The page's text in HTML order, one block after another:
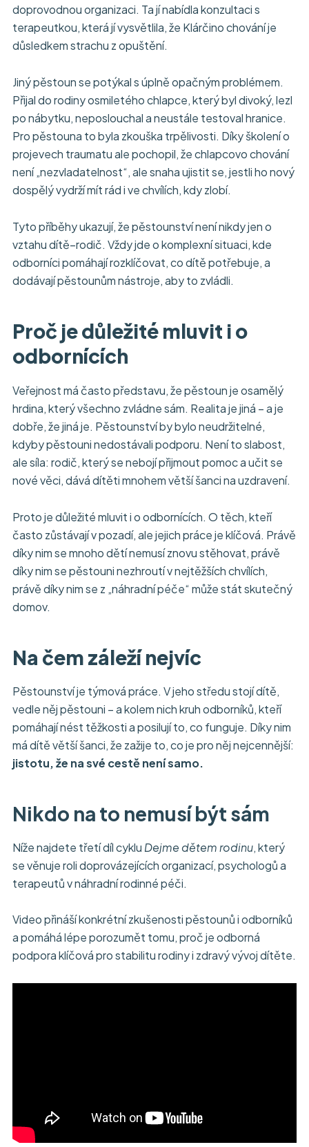
doprovodnou organizaci. Ta jí nabídla konzultaci s
terapeutkou, která jí vysvětlila, že Klárčino chování je
důsledkem strachu z opuštění.
Jiný pěstoun se potýkal s úplně opačným problémem.
Přijal do rodiny osmiletého chlapce, který byl divoký, lezl
po nábytku, neposlouchal a neustále testoval hranice.
Pro pěstouna to byla zkouška trpělivosti. Díky školení o
projevech traumatu ale pochopil, že chlapcovo chování
není „nezvladatelnost“, ale snaha ujistit se, jestli ho nový
dospělý vydrží mít rád i ve chvílích, kdy zlobí.
Tyto příběhy ukazují, že pěstounství není nikdy jen o
vztahu dítě–rodič. Vždy jde o komplexní situaci, kde
odborníci pomáhají rozklíčovat, co dítě potřebuje, a
dodávají pěstounům nástroje, aby to zvládli.
Proč je důležité mluvit i o
odbornících
Veřejnost má často představu, že pěstoun je osamělý
hrdina, který všechno zvládne sám. Realita je jiná – a je
dobře, že jiná je. Pěstounství by bylo neudržitelné,
kdyby pěstouni nedostávali podporu. Není to slabost,
ale síla: rodič, který se nebojí přijmout pomoc a učit se
nové věci, dává dítěti mnohem větší šanci na uzdravení.
Proto je důležité mluvit i o odbornících. O těch, kteří
často zůstávají v pozadí, ale jejich práce je klíčová. Právě
díky nim se mnoho dětí nemusí znovu stěhovat, právě
díky nim se pěstouni nezhroutí v nejtěžších chvílích,
právě díky nim se z „náhradní péče“ může stát skutečný
domov.
Na čem záleží nejvíc
Pěstounství je týmová práce. V jeho středu stojí dítě,
vedle něj pěstouni – a kolem nich kruh odborníků, kteří
pomáhají nést těžkosti a posilují to, co funguje. Díky nim
má dítě větší šanci, že zažije to, co je pro něj nejcennější:
jistotu, že na své cestě není samo.
Nikdo na to nemusí být sám
Níže najdete třetí díl cykluDejme dětem rodinu, který
se věnuje roli doprovázejících organizací, psychologů a
terapeutů v náhradní rodinné péči.
Video přináší konkrétní zkušenosti pěstounů i odborníků
a pomáhá lépe porozumět tomu, proč je odborná
podpora klíčová pro stabilitu rodiny i zdravý vývoj dítěte.